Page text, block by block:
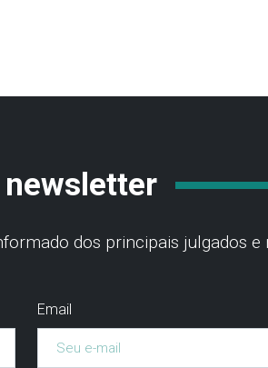
dos principais julgados e
Email